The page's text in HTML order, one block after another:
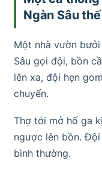
Ngàn Sâu
Một nhà vườn
Sâu gọi đội, bồn
lên xa, đội hẹn
chuyến.
Thợ tới mở hố ga
ngược lên bồn.
bình thường.